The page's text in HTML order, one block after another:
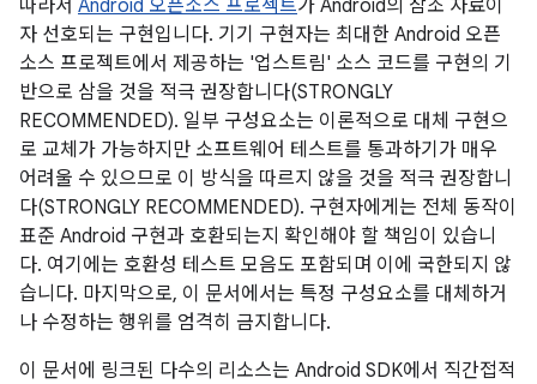
따라서 Android 오픈소스 프로젝트가 Android의 참조 자료이
자 선호되는 구현입니다. 기기 구현자는 최대한 Android 오픈
소스 프로젝트에서 제공하는 '업스트림' 소스 코드를 구현의 기
반으로 삼을 것을 적극 권장합니다(STRONGLY
RECOMMENDED). 일부 구성요소는 이론적으로 대체 구현으
로 교체가 가능하지만 소프트웨어 테스트를 통과하기가 매우
어려울 수 있으므로 이 방식을 따르지 않을 것을 적극 권장합니
다(STRONGLY RECOMMENDED). 구현자에게는 전체 동작이
표준 Android 구현과 호환되는지 확인해야 할 책임이 있습니
다. 여기에는 호환성 테스트 모음도 포함되며 이에 국한되지 않
습니다. 마지막으로, 이 문서에서는 특정 구성요소를 대체하거
나 수정하는 행위를 엄격히 금지합니다.
이 문서에 링크된 다수의 리소스는 Android SDK에서 직간접적